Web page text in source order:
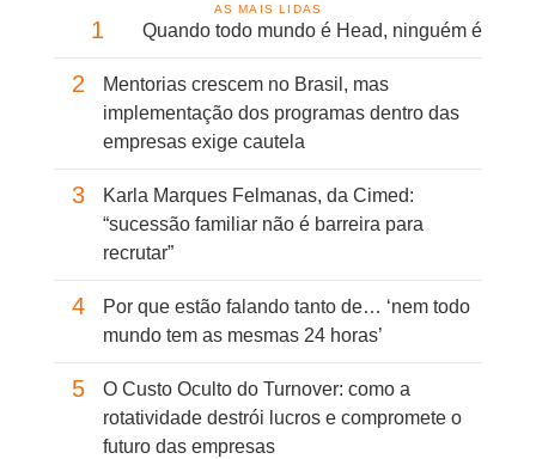
AS MAIS LIDAS
1 Quando todo mundo é Head, ninguém é
2
Mentorias crescem no Brasil, mas
implementação dos programas dentro das
empresas exige cautela
3
Karla Marques Felmanas, da Cimed:
“sucessão familiar não é barreira para
recrutar”
4
Por que estão falando tanto de… ‘nem todo
mundo tem as mesmas 24 horas’
5
O Custo Oculto do Turnover: como a
rotatividade destrói lucros e compromete o
futuro das empresas